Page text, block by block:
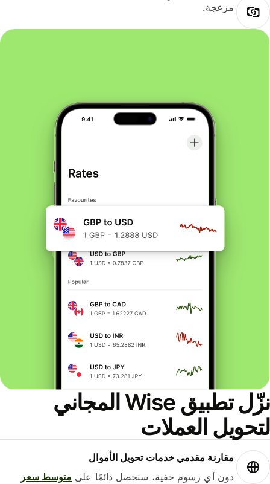
مزعجة.
نزّل تطبيق Wise المجاني
العملات
مقارنة مقدمي خدمات تحويل الأموال
دون أي رسوم خفية، ستحصل دائمًا علىمتوسط ​​سعر